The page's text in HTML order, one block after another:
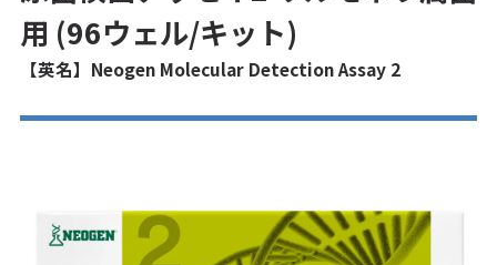
用 (96ウェル/キット)
【英名】Neogen Molecular Detection Assay 2